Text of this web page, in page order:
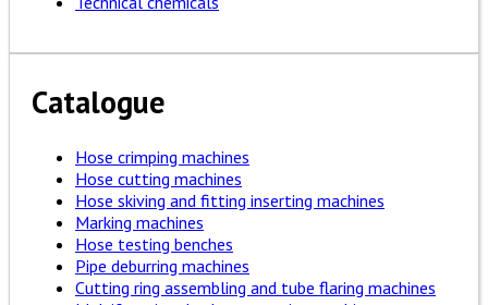
Catalogue
Hose crimping machines
Hose cutting machines
Hose skiving and fitting inserting machines
Marking machines
Hose testing benches
Pipe deburring machines
Cutting ring assembling and tube flaring machines